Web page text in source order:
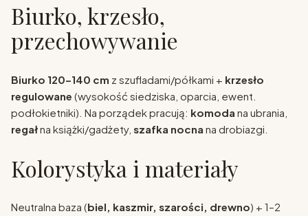
Biurko, krzesło,
przechowywanie
Biurko 120–140 cm z szufladami/półkami + krzesło
regulowane (wysokość siedziska, oparcia, ewent.
podłokietniki). Na porządek pracują: komoda na ubrania,
regałna książki/gadżety, szafka nocna na drobiazgi.
Kolorystyka i materiały
Neutralna baza (biel, kaszmir, szarości, drewno) + 1–2